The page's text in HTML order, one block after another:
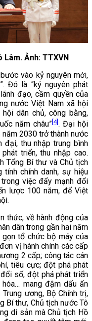
Ảnh: TTXVN
vào kỷ nguyên mới,
Đó là “kỷ nguyên phát
đạo, cầm quyền của
nước Việt Nam xã hội
dân chủ, công bằng,
năm châu”[4]. Đại hội
2030 trở thành nước
đại, thu nhập trung bình
triển, thu nhập cao.
Tổng Bí thư và Chủ tịch
chính danh, sự hiệu
việc đẩy mạnh đổi
lược 100 năm, để Việt
thức, về hành động của
dân trong gần hai năm
gọn tổ chức bộ máy của
vị hành chính các cấp
2 cấp; công tác cán
tiêu cực; đột phá phát
số, đột phá phát triển
mang đậm dấu ấn
ương, Bộ Chính trị,
Bí thư, Chủ tịch nước Tô
di sản mà Chủ tịch Hồ